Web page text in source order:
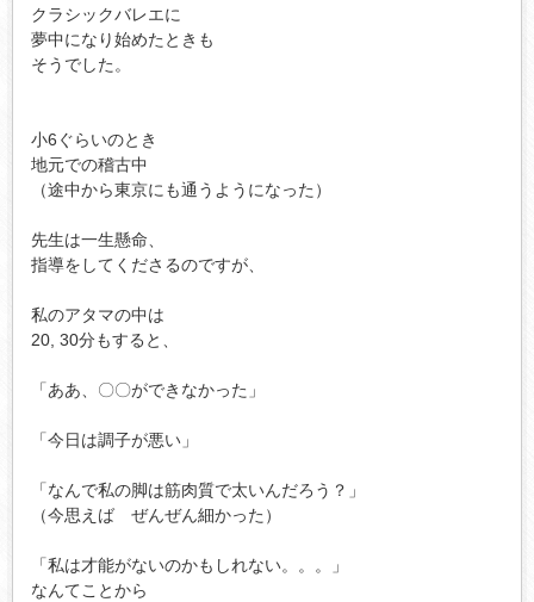
クラシックバレエに
夢中になり始めたときも
そうでした。
小6ぐらいのとき
地元での稽古中
（途中から東京にも通うようになった）
先生は一生懸命、
指導をしてくださるのですが、
私のアタマの中は
20, 30分もすると、
「ああ、〇〇ができなかった」
「今日は調子が悪い」
「なんで私の脚は筋肉質で太いんだろう？」
（今思えば　ぜんぜん細かった）
「私は才能がないのかもしれない。。。」
なんてことから